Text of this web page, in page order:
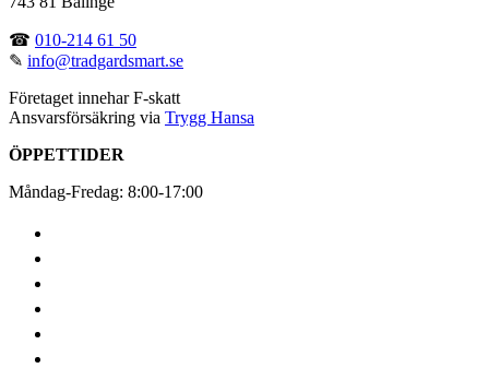
☎ 010-214 61 50
✎ info@tradgardsmart.se
Företaget innehar F-skatt
Ansvarsförsäkring via Trygg Hansa
ÖPPETTIDER
Måndag-Fredag: 8:00-17:00